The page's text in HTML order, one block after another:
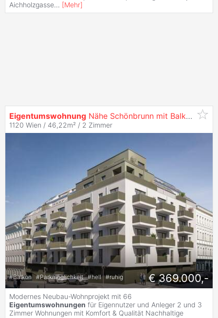
Aichholzgasse... [Mehr]
Eigentumswohnung Nähe Schönbrunn mit Balkon und Küche inkl. Miele Geräte - zu
1120 Wien / 46,22m² / 2 Zimmer
#Balkon #Parkmöglichkeit #hell #ruhig € 369.000,-
Modernes Neubau-Wohnprojekt mit 66
Eigentumswohnungen für Eigennutzer und Anleger 2 und 3
Zimmer Wohnungen mit Komfort & Qualität Nachhaltige